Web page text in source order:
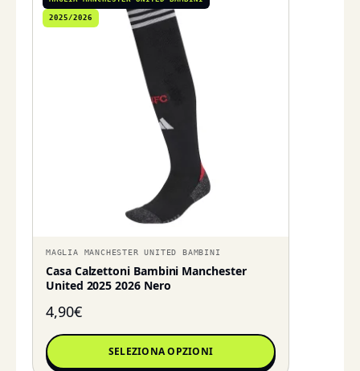
2025/2026
MAGLIA MANCHESTER UNITED BAMBINI
Casa Calzettoni Bambini Manchester
United 2025 2026 Nero
4,90€
SELEZIONA OPZIONI